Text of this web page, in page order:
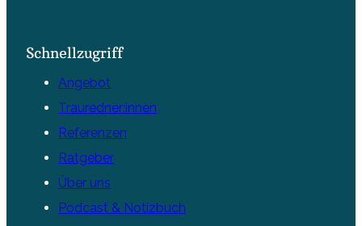
Schnellzugriff
Angebot
Trauredner:innen
Referenzen
Ratgeber
Über uns
Podcast & Notizbuch